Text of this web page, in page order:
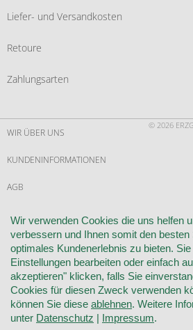
Liefer- und Versandkosten
Retoure
Zahlungsarten
© 2026
WIR ÜBER UNS
KUNDENINFORMATIONEN
AGB
WIDERRUF
VERTRAG WIDERRUFEN
KONTAKT
DATENSCHUTZ
COOKIE-EINSTELLUNGEN
Wir verwenden Cookies die uns helfen
verbessern und Ihnen somit den besten
optimales Kundenerlebnis zu bieten.
Einstellungen bearbeiten oder einfach
akzeptieren" klicken, falls Sie
Cookies für diesen Zweck verwenden
können Sie diese ablehnen. Weitere
unter Datenschutz | Impressum.